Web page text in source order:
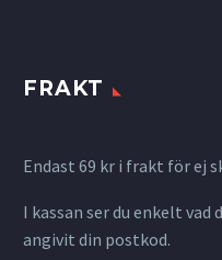
FRAKT
Endast 69 kr i frakt för ej
I kassan ser du enkelt
angivit din postkod.